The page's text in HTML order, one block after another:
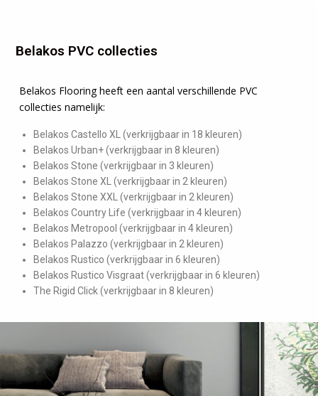
Belakos PVC collecties
Belakos Flooring heeft een aantal verschillende PVC
collecties namelijk:
Belakos Castello XL (verkrijgbaar in 18 kleuren)
Belakos Urban+ (verkrijgbaar in 8 kleuren)
Belakos Stone (verkrijgbaar in 3 kleuren)
Belakos Stone XL (verkrijgbaar in 2 kleuren)
Belakos Stone XXL (verkrijgbaar in 2 kleuren)
Belakos Country Life (verkrijgbaar in 4 kleuren)
Belakos Metropool (verkrijgbaar in 4 kleuren)
Belakos Palazzo (verkrijgbaar in 2 kleuren)
Belakos Rustico (verkrijgbaar in 6 kleuren)
Belakos Rustico Visgraat (verkrijgbaar in 6 kleuren)
The Rigid Click (verkrijgbaar in 8 kleuren)